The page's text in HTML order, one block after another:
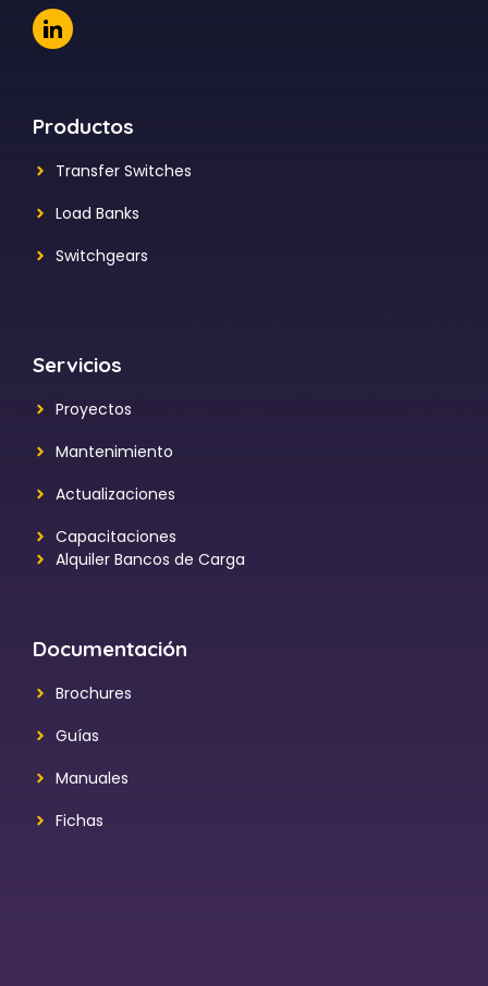
Productos
Transfer Switches
Load Banks
Switchgears
Servicios
Proyectos
Mantenimiento
Actualizaciones
Capacitaciones
Alquiler Bancos de Carga
Documentación
Brochures
Guías
Manuales
Fichas